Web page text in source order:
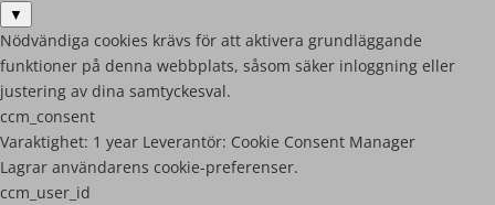
▼
Nödvändiga cookies krävs för att aktivera grundläggande
funktioner på denna webbplats, såsom säker inloggning eller
justering av dina samtyckesval.
ccm_consent
Varaktighet: 1 year Leverantör: Cookie Consent Manager
Lagrar användarens cookie-preferenser.
ccm_user_id